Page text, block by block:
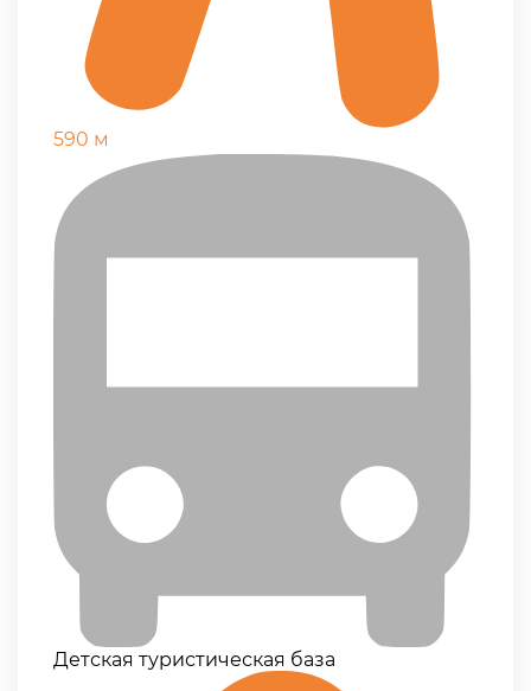
590 м
Детская туристическая база